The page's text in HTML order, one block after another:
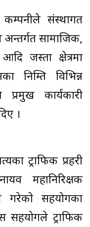
संस्थागत
अन्तर्गत सामाजिक,
जस्ता क्षेत्रमा
निम्ति विभिन्न
कार्यकारी
।
ट्राफिक प्रहरी
महानिरिक्षक
गरेको सहयोगका
सहयोगले ट्राफिक